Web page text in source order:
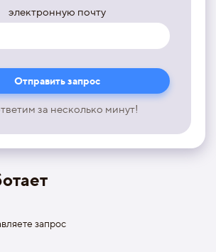
электронную почту
за несколько минут!
запрос